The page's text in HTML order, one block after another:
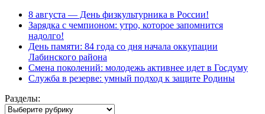
8 августа — День физкультурника в России!
Зарядка с чемпионом: утро, которое запомнится
надолго!
День памяти: 84 года со дня начала оккупации
Лабинского района
Смена поколений: молодежь активнее идет в Госдуму
Служба в резерве: умный подход к защите Родины
Разделы:
Разделы: